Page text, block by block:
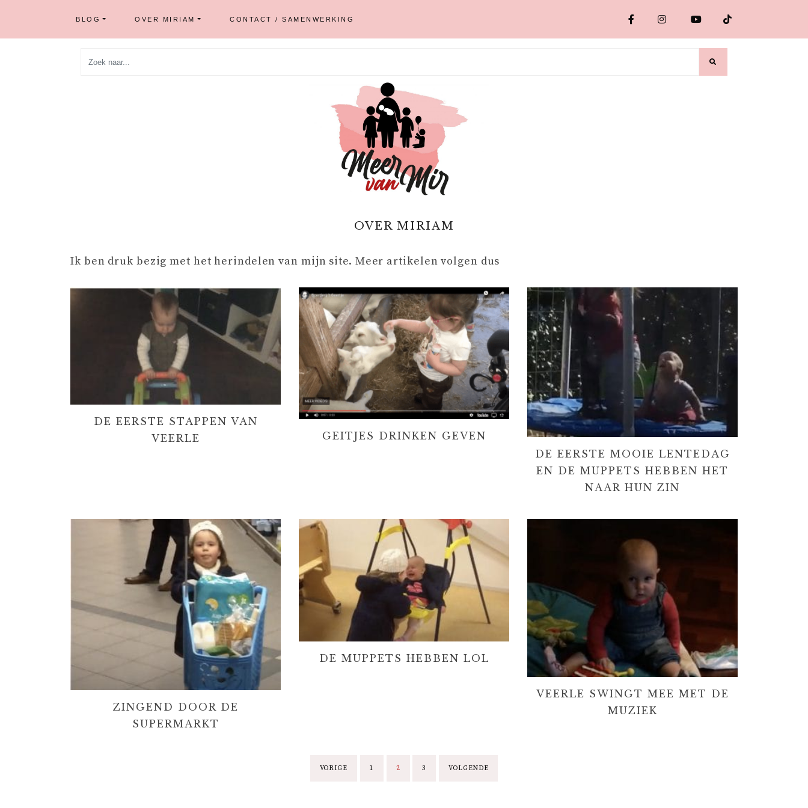
BLOG OVER MIRIAM CONTACT / SAMENWERKING
OVER MIRIAM
Ik ben druk bezig met het herindelen van mijn site. Meer artikelen volgen dus
DE EERSTE STAPPEN VAN
VEERLE
GEITJES DRINKEN GEVEN
DE EERSTE MOOIE LENTEDAG
EN DE MUPPETS HEBBEN HET
NAAR HUN ZIN
ZINGEND DOOR DE
SUPERMARKT
DE MUPPETS HEBBEN LOL
VEERLE SWINGT MEE MET DE
MUZIEK
VORIGE 1 2 3 VOLGENDE